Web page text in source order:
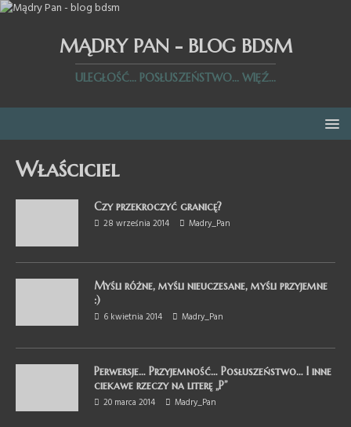
MĄDRY PAN - BLOG BDSM
ULEGŁOŚĆ... POSŁUSZEŃSTWO... WIĘŹ...
Właściciel
Czy przekroczyć granicę?
28 września 2014
Madry_Pan
Myśli różne, myśli nieuczesane, myśli przyjemne
:)
6 kwietnia 2014
Madry_Pan
Perwersje… Przyjemność… Posłuszeństwo… I inne
ciekawe rzeczy na literę „P”
20 marca 2014
Madry_Pan